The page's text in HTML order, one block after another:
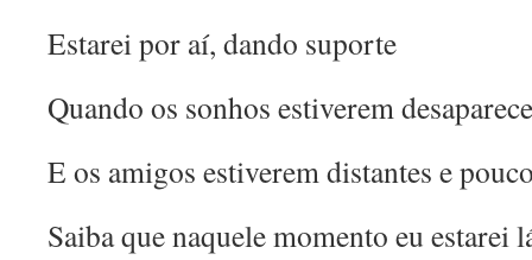
Estarei por aí, dando suporte
Quando os sonhos estiverem
E os amigos estiverem distantes e
Saiba que naquele momento eu estarei